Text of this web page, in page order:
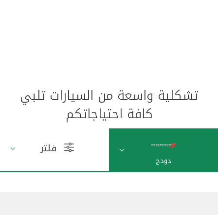
مواقع الفروع وأجهزة الصرف الآلي
تشكلية واسعة من السيارات تلبي
كافة احتياجاتكم
دودج
فلتر